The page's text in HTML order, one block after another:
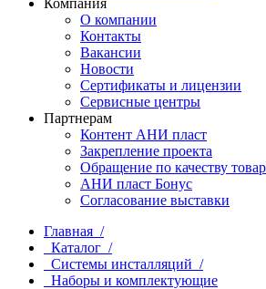
Компания
О компании
Контакты
Вакансии
Новости
Сертификаты и лицензии
Сервисные центры
Партнерам
Контент АНИ пласт
Закрепление проекта
Обращение по качеству
АНИ пласт Бонус
Согласование выставки
Главная /
Каталог /
Системы инсталляций /
Наборы и комплектующие